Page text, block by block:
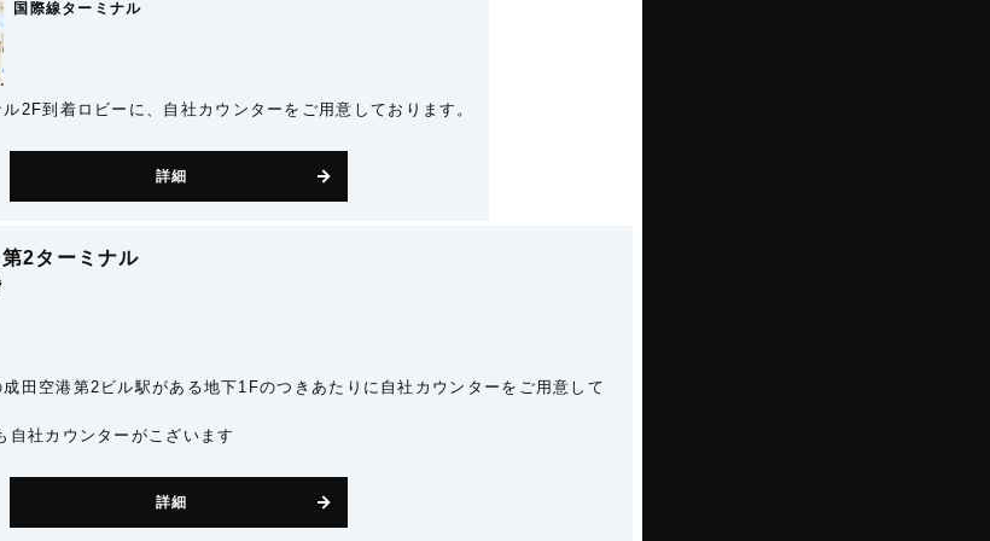
国際線ターミナル
2F到着ロビーに、自社カウンターをご用意しております。
詳細
2ターミナル
田空港第2ビル駅がある地下1Fのつきあたりに自社カウンターをご用意して
社カウンターがこざいます
詳細